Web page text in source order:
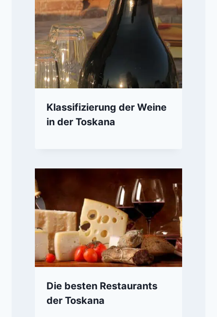
Klassifizierung der Weine
in der Toskana
Die besten Restaurants
der Toskana